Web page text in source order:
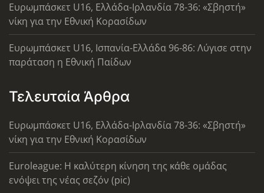
Ευρωμπάσκετ U16, Ελλάδα-Ιρλανδία 78-36: «Σβηστή»
νίκη για την Εθνική Κορασίδων
Ευρωμπάσκετ U16, Ισπανία-Ελλάδα 96-86: Λύγισε στην
παράταση η Εθνική Παίδων
Τελευταία Άρθρα
Ευρωμπάσκετ U16, Ελλάδα-Ιρλανδία 78-36: «Σβηστή»
νίκη για την Εθνική Κορασίδων
Euroleague: Η καλύτερη κίνηση της κάθε ομάδας
ενόψει της νέας σεζόν (pic)